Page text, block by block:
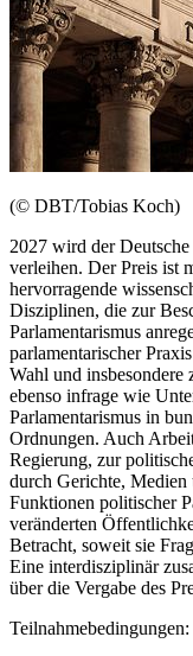
(© DBT/Tobias Koch)
2027 wird der
verleihen. Der Preis ist
hervorragende
Disziplinen, die zur
Parlamentarismus
parlamentarischer
Wahl und
ebenso infrage wie
Parlamentarismus in
Ordnungen. Auch
Regierung, zur
durch Gerichte,
Funktionen politischer
veränderten
Betracht, soweit sie
Eine interdisziplinär
über die Vergabe des
Teilnahmebedingungen: